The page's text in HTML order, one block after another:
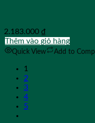
2.183.000 ₫
Thêm vào giỏ hàng
Quick View Add to
1
2
3
4
5